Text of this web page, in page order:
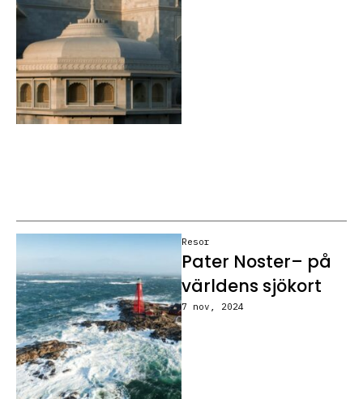
Resor
Pater Noster– på
världens sjökort
7 nov, 2024